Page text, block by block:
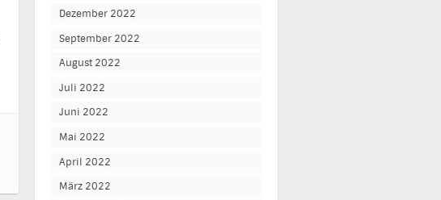
Dezember 2022
September 2022
August 2022
Juli 2022
Juni 2022
Mai 2022
April 2022
März 2022